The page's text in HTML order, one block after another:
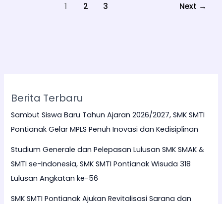
1 2 3 Next →
Berita Terbaru
Sambut Siswa Baru Tahun Ajaran 2026/2027, SMK SMTI
Pontianak Gelar MPLS Penuh Inovasi dan Kedisiplinan
Studium Generale dan Pelepasan Lulusan SMK SMAK &
SMTI se-Indonesia, SMK SMTI Pontianak Wisuda 318
Lulusan Angkatan ke-56
SMK SMTI Pontianak Ajukan Revitalisasi Sarana dan